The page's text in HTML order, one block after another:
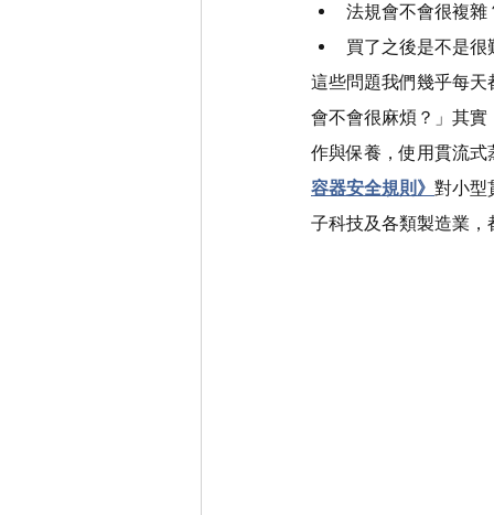
法規會不會很複雜
買了之後是不是很
這些問題我們幾乎每
會不會很麻煩？」其
作與保養，使用貫流
容器安全規則》 對小型
子科技及各類製造業